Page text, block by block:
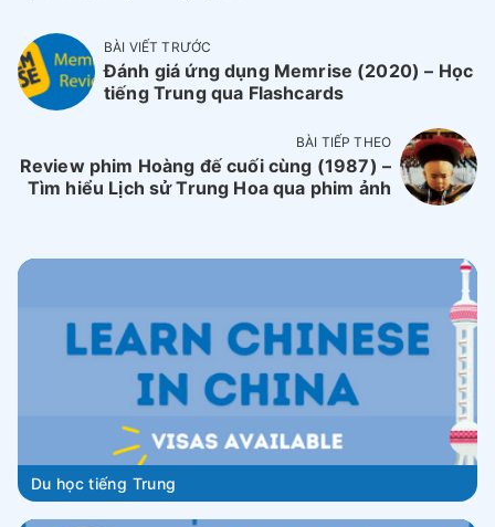
BÀI VIẾT TRƯỚC
Đánh giá ứng dụng Memrise (2020) – Học
tiếng Trung qua Flashcards
BÀI TIẾP THEO
Review phim Hoàng đế cuối cùng (1987) –
Tìm hiểu Lịch sử Trung Hoa qua phim ảnh
Du học tiếng Trung